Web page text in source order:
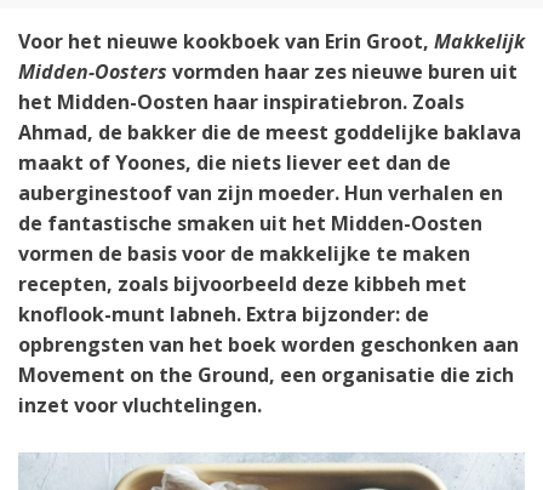
Voor het nieuwe kookboek van Erin Groot, Makkelijk
Midden-Oosters vormden haar zes nieuwe buren uit
het Midden-Oosten haar inspiratiebron. Zoals
Ahmad, de bakker die de meest goddelijke baklava
maakt of Yoones, die niets liever eet dan de
auberginestoof van zijn moeder. Hun verhalen en
de fantastische smaken uit het Midden-Oosten
vormen de basis voor de makkelijke te maken
recepten, zoals bijvoorbeeld deze kibbeh met
knoflook-munt labneh. Extra bijzonder: de
opbrengsten van het boek worden geschonken aan
Movement on the Ground, een organisatie die zich
inzet voor vluchtelingen.